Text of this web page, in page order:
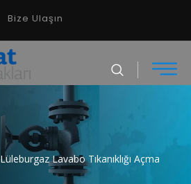
Bize Ulaşın
Lüleburgaz Lavabo Tıkanıklığı Açma